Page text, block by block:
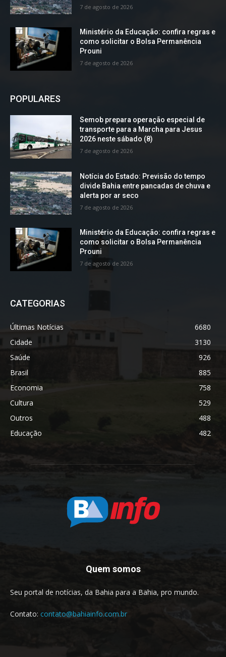
7 de agosto de 2026
Ministério da Educação: confira regras e
como solicitar o Bolsa Permanência
Prouni
7 de agosto de 2026
POPULARES
Semob prepara operação especial de
transporte para a Marcha para Jesus
2026 neste sábado (8)
7 de agosto de 2026
Notícia do Estado: Previsão do tempo
divide Bahia entre pancadas de chuva e
alerta por ar seco
7 de agosto de 2026
Ministério da Educação: confira regras e
como solicitar o Bolsa Permanência
Prouni
7 de agosto de 2026
CATEGORIAS
Últimas Notícias
6680
Cidade
3130
Saúde
926
Brasil
885
Economia
758
Cultura
529
Outros
488
Educação
482
Quem somos
Seu portal de notícias, da Bahia para a Bahia, pro mundo.
Contato: contato@bahiainfo.com.br